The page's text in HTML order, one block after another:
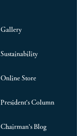
Gallery
Sustainability
Online Store
President's Column
Chairman's Blog